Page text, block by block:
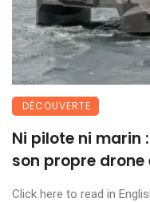
DÉCOUVERTE
Ni pilote ni marin
son propre drone
Click here to read in